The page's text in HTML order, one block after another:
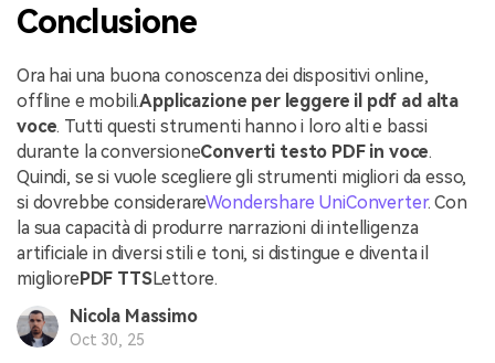
Conclusione
Ora hai una buona conoscenza dei dispositivi online,
offline e mobili.Applicazione per leggere il pdf ad alta
voce. Tutti questi strumenti hanno i loro alti e bassi
durante la conversioneConverti testo PDF in voce.
Quindi, se si vuole scegliere gli strumenti migliori da esso,
si dovrebbe considerareWondershare UniConverter. Con
la sua capacità di produrre narrazioni di intelligenza
artificiale in diversi stili e toni, si distingue e diventa il
migliorePDF TTSLettore.
Nicola Massimo
Oct 30, 25